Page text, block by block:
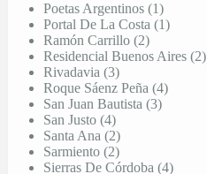
Poetas Argentinos (1)
Portal De La Costa (1)
Ramón Carrillo (2)
Residencial Buenos Aires (2)
Rivadavia (3)
Roque Sáenz Peña (4)
San Juan Bautista (3)
San Justo (4)
Santa Ana (2)
Sarmiento (2)
Sierras De Córdoba (4)